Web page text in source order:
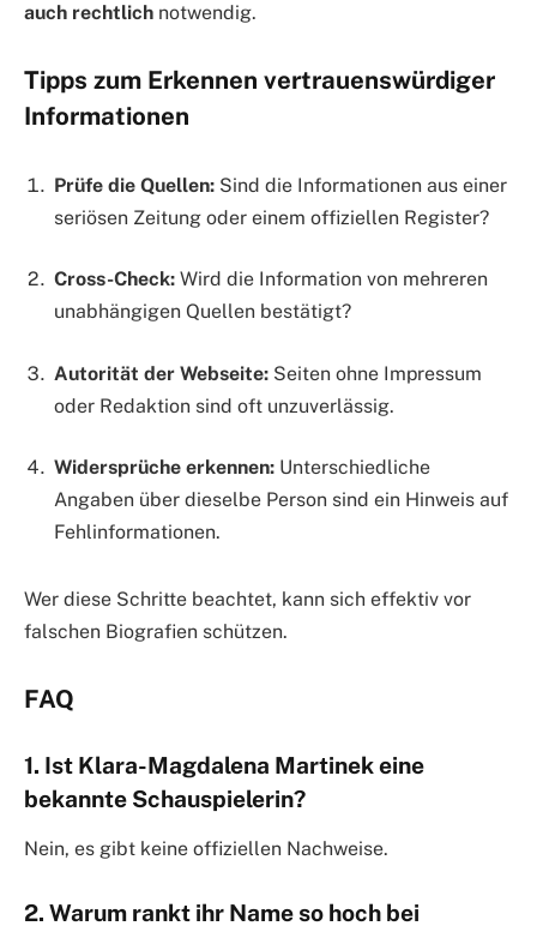
auch rechtlich notwendig.
Tipps zum Erkennen vertrauenswürdiger
Informationen
Prüfe die Quellen: Sind die Informationen aus einer
seriösen Zeitung oder einem offiziellen Register?
Cross-Check: Wird die Information von mehreren
unabhängigen Quellen bestätigt?
Autorität der Webseite: Seiten ohne Impressum
oder Redaktion sind oft unzuverlässig.
Widersprüche erkennen: Unterschiedliche
Angaben über dieselbe Person sind ein Hinweis auf
Fehlinformationen.
Wer diese Schritte beachtet, kann sich effektiv vor
falschen Biografien schützen.
FAQ
1. Ist Klara-Magdalena Martinek eine
bekannte Schauspielerin?
Nein, es gibt keine offiziellen Nachweise.
2. Warum rankt ihr Name so hoch bei